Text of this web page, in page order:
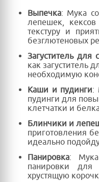
Выпечка: Мука
лепешек,
текстуру и
безглютеновых
Загуститель для
как загуститель
необходимую
Каши и пудинги:
пудинги для
клетчатки и
Блинчики и
приготовления
идеально
Панировка: Мука
панировки
хрустящую